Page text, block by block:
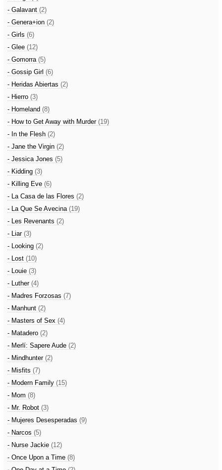
- Galavant (2)
- Genera+ion (2)
- Girls (6)
- Glee (12)
- Gomorra (5)
- Gossip Girl (6)
- Heridas Abiertas (2)
- Hierro (3)
- Homeland (8)
- How to Get Away with Murder (19)
- In the Flesh (2)
- Jane the Virgin (2)
- Jessica Jones (5)
- Kidding (3)
- Killing Eve (6)
- La Casa de las Flores (2)
- La Que Se Avecina (19)
- Les Revenants (2)
- Liar (3)
- Looking (2)
- Lost (10)
- Louie (3)
- Luther (4)
- Madres Forzosas (7)
- Manhunt (2)
- Masters of Sex (4)
- Matadero (2)
- Merlí: Sapere Aude (2)
- Mindhunter (2)
- Misfits (7)
- Modern Family (15)
- Mom (8)
- Mr. Robot (3)
- Mujeres Desesperadas (9)
- Narcos (5)
- Nurse Jackie (12)
- Once Upon a Time (8)